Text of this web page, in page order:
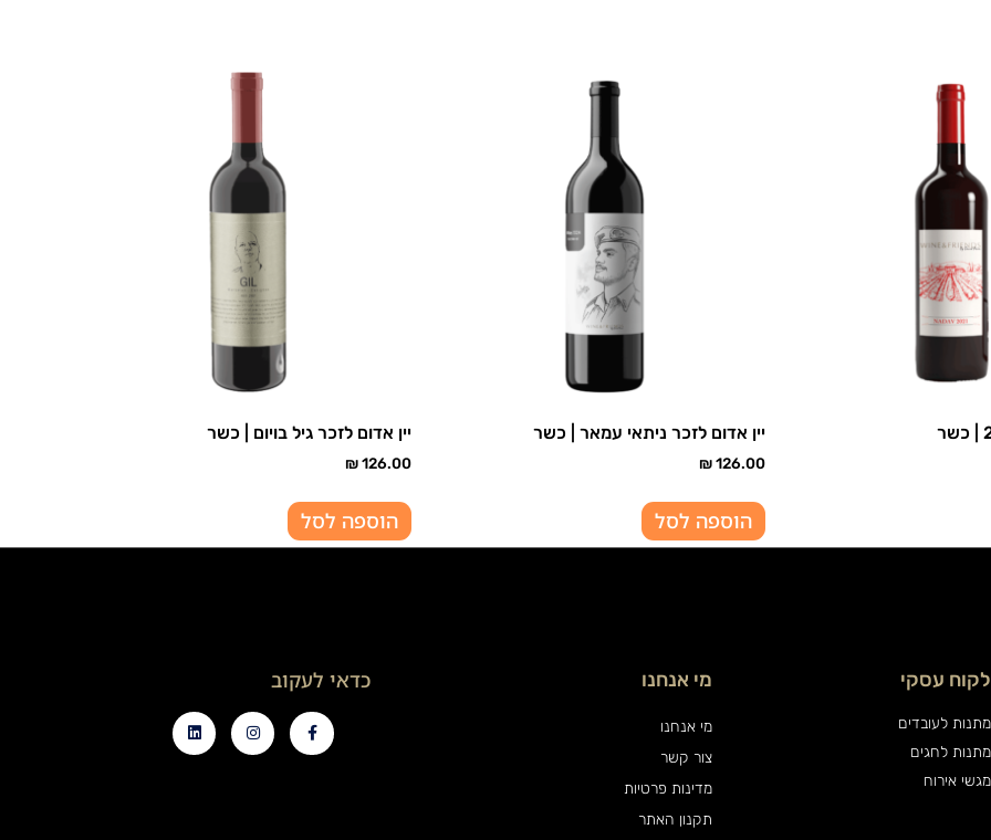
יין אדום לזכר ניתאי עמאר | כשר
₪126.00
הוספה לסל
יין אדום לזכר גיל בויום | כשר
₪126.00
הוספה לסל
לקוח עסקי
מתנות לעובדים
מתנות לחגים
מגשי אירוח
מי אנחנו
מי אנחנו
צור קשר
מדינות פרטיות
תקנון האתר
כדאי לעקוב